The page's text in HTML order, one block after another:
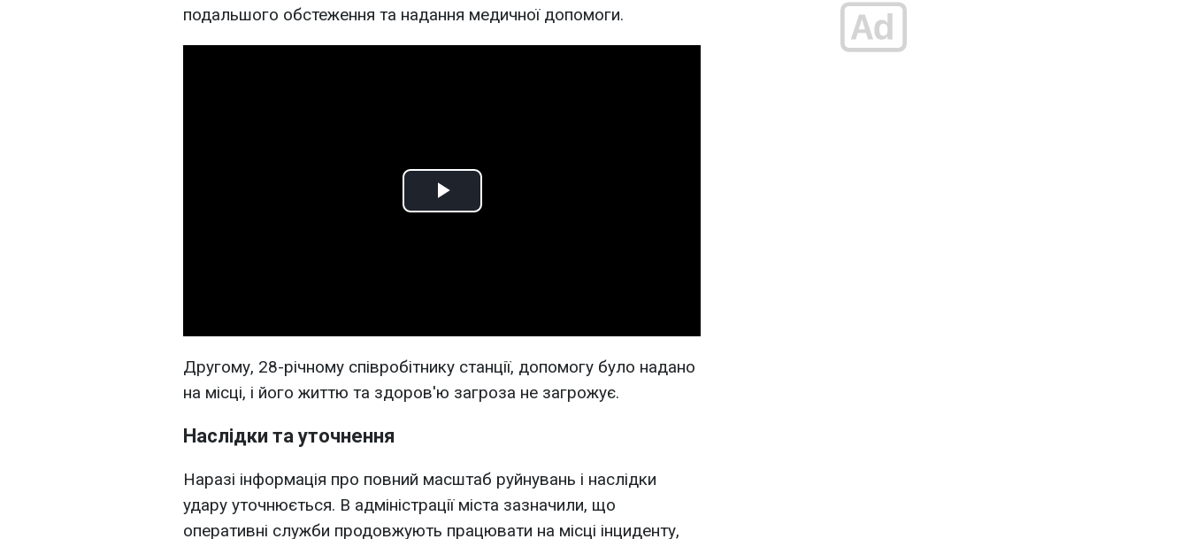
подальшого обстеження та надання медичної допомоги.
Play
Другому, 28-річному співробітнику станції, допомогу було надано
на місці, і його життю та здоров'ю загроза не загрожує.
Наслідки та уточнення
Наразі інформація про повний масштаб руйнувань і наслідки
удару уточнюється. В адміністрації міста зазначили, що
оперативні служби продовжують працювати на місці інциденту,